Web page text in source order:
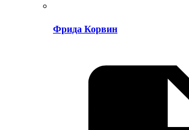
Фрида Корвин